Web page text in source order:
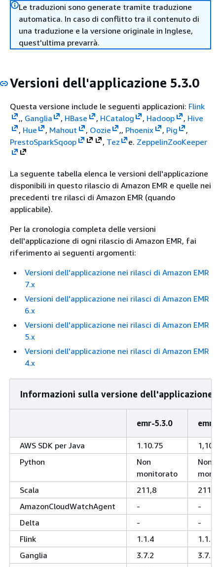
Le traduzioni sono generate tramite traduzione
automatica. In caso di conflitto tra il contenuto di
una traduzione e la versione originale in Inglese,
quest'ultima prevarrà.
Versioni dell'applicazione 5.3.0
Questa versione include le seguenti applicazioni: Flink
,, Ganglia , HBase , HCatalog , Hadoop , Hive
, Hue , Mahout , Oozie ,, Phoenix , Pig
,
PrestoSparkSqoop , Tez e. ZeppelinZooKeeper
La seguente tabella elenca le versioni dell'applicazione
disponibili in questo rilascio di Amazon EMR e quelle nei
precedenti tre rilasci di Amazon EMR (quando
applicabile).
Per la cronologia completa delle versioni
dell'applicazione di ogni rilascio di Amazon EMR, fai
riferimento ai seguenti argomenti:
Versioni dell'applicazione nei rilasci di Amazon EMR
7.x
Versioni dell'applicazione nei rilasci di Amazon EMR
6.x
Versioni dell'applicazione nei rilasci di Amazon EMR
5.x
Versioni dell'applicazione nei rilasci di Amazon EMR
4.x
Informazioni sulla versione dell'applicazione
emr-5.3.0 emr-
AWS SDK per Java 1.10.75
Python
Non
monitorato
Non
Scala
211,8
211,8
AmazonCloudWatchAgent
-
-
Delta
-
-
Flink
1.1.4
1.1.3
Ganglia
3.7.2
3.7.2